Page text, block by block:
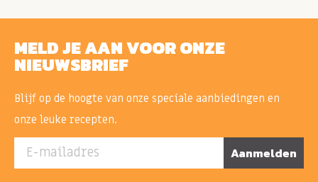
MELD JE AAN VOOR ONZE
NIEUWSBRIEF
Blijf op de hoogte van onze speciale aanbiedingen en
onze leuke recepten.
E-mailadres Aanmelden